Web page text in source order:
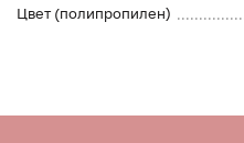
Цвет (полипропилен)